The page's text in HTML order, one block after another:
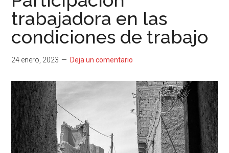
trabajadora en las
condiciones de trabajo
24 enero, 2023 Deja un comentario